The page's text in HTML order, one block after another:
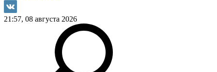
21:57, 08 августа 2026